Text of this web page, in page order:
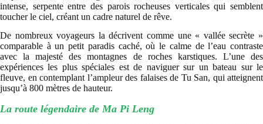
intense, serpente entre des parois rocheuses verticales qui semblent
toucher le ciel, créant un cadre naturel de rêve.
De nombreux voyageurs la décrivent comme une « vallée secrète »
comparable à un petit paradis caché, où le calme de l’eau contraste
avec la majesté des montagnes de roches karstiques. L’une des
expériences les plus spéciales est de naviguer sur un bateau sur le
fleuve, en contemplant l’ampleur des falaises de Tu San, qui atteignent
jusqu’à 800 mètres de hauteur.
La route légendaire de Ma Pi Leng